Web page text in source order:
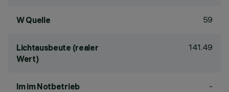
W Quelle 59
Lichtausbeute (realer
Wert)
141.49
lm im Notbetrieb -